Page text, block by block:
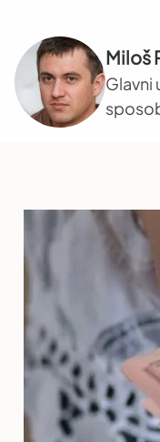
Miloš
Glavni